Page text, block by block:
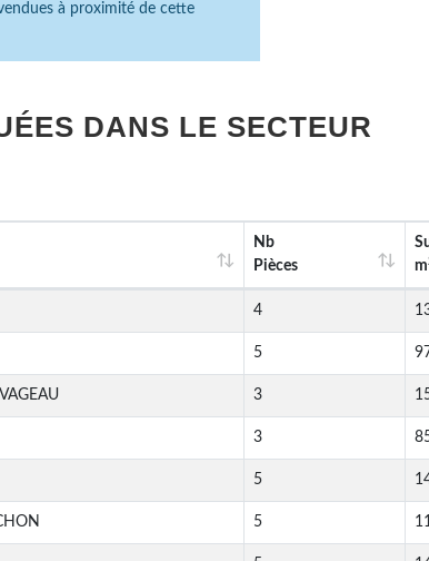
à proximité de cette
DANS LE SECTEUR
Nb
Pièces
m
4
5
3
3
5
5